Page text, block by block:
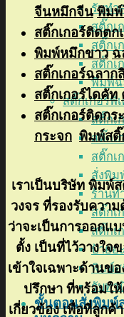
รับทำ
สติ๊กเ
สติ๊กเ
สติ๊กเ
พิมพ์ฉ
สติ๊กเกอร์พิ
สติ๊กเ
สติ๊กเ
สติ๊กเ
สั่งพิม
ร้านท
สติ๊กเ
สติ๊กเ
ป้ายอ
พิมพ์ส
รับทำ
ขั้นตอนสั่งพิมพ์
จีนหมึกจีน พิมพ์
สติ๊กเกอร์ติดตก
พิมพ์หมึกขาว ฉ
สติ๊กเกอร์ฉลาก
สติ๊กเกอร์ไดคัท
สติ๊กเกอร์ติดกร
กระจก พิมพ์สติ๊
เราเป็นบริษัท พิมพ์
วงจร ที่รองรับควา
ว่าจะเป็นการออกแ
ตั้ง เป็นที่ไว้วางใ
เข้าใจเฉพาะด้านข
ปรึกษา ที่พร้อมใ
เกี่ยวข้อง เพื่อที่ลูก